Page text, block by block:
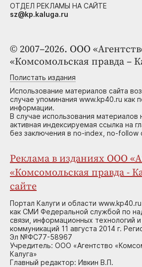
© 2007–2026. ООО
«Комсомольская правда –
Полистать издания
Использование материалов сайта
случае упоминания www.kp40.ru как
информации.
В случае использования материалов
активная индексируемая ссылка на
без заключения в no-index, no-follow
Реклама в изданиях ООО
«Комсомольская правда -
сайте
Портал Калуги и области
как СМИ Федеральной службой по
связи, информационных технологий
коммуникаций 11 августа 2014 г.
Эл №ФС77-58967
Учредитель: ООО «Агентство
Калуга»
Главный редактор: Ивкин В.П.
ОТДЕЛ РЕКЛАМЫ НА САЙТЕ
sz@kp.kaluga.ru